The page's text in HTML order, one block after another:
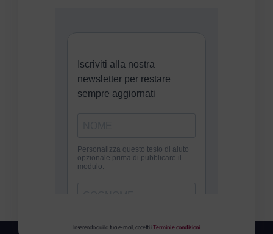
Inserendo qui la tua e-mail, accetti iTermini e condizioni